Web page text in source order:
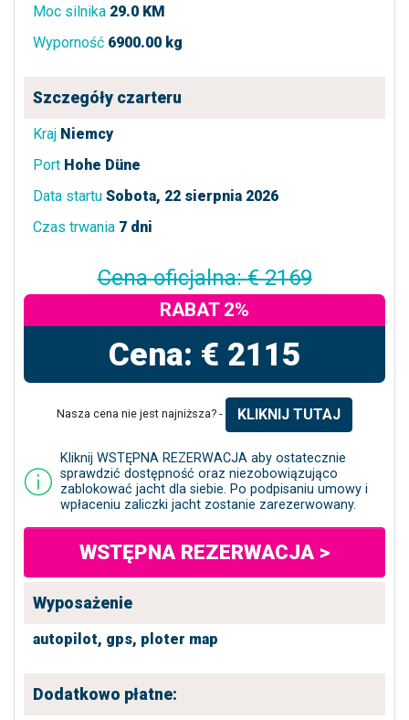
Moc silnika 29.0 KM
Wyporność 6900.00 kg
Szczegóły czarteru
Kraj Niemcy
Port Hohe Düne
Data startu Sobota, 22 sierpnia 2026
Czas trwania 7 dni
Cena oficjalna: € 2169
RABAT 2%
Cena: € 2115
Nasza cena nie jest najniższa? - KLIKNIJ TUTAJ
Kliknij WSTĘPNA REZERWACJA aby ostatecznie
sprawdzić dostępność oraz niezobowiązująco
zablokować jacht dla siebie. Po podpisaniu umowy i
wpłaceniu zaliczki jacht zostanie zarezerwowany.
WSTĘPNA REZERWACJA >
Wyposażenie
autopilot, gps, ploter map
Dodatkowo płatne: